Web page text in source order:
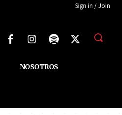
Sign in / Join
NOSOTROS